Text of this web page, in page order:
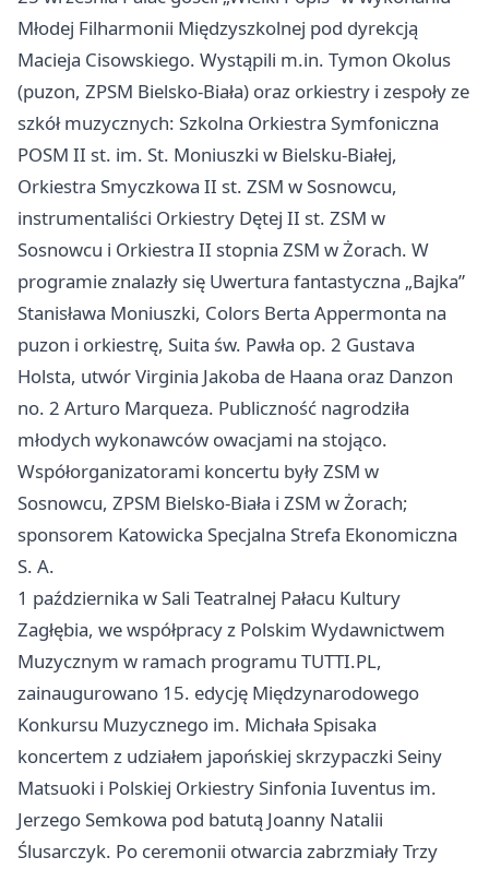
Młodej Filharmonii Międzyszkolnej pod dyrekcją
Macieja Cisowskiego. Wystąpili m.in. Tymon Okolus
(puzon, ZPSM Bielsko‑Biała) oraz orkiestry i zespoły ze
szkół muzycznych: Szkolna Orkiestra Symfoniczna
POSM II st. im. St. Moniuszki w Bielsku‑Białej,
Orkiestra Smyczkowa II st. ZSM w Sosnowcu,
instrumentaliści Orkiestry Dętej II st. ZSM w
Sosnowcu i Orkiestra II stopnia ZSM w Żorach. W
programie znalazły się Uwertura fantastyczna „Bajka”
Stanisława Moniuszki, Colors Berta Appermonta na
puzon i orkiestrę, Suita św. Pawła op. 2 Gustava
Holsta, utwór Virginia Jakoba de Haana oraz Danzon
no. 2 Arturo Marqueza. Publiczność nagrodziła
młodych wykonawców owacjami na stojąco.
Współorganizatorami koncertu były ZSM w
Sosnowcu, ZPSM Bielsko‑Biała i ZSM w Żorach;
sponsorem Katowicka Specjalna Strefa Ekonomiczna
S. A.
1 października w Sali Teatralnej Pałacu Kultury
Zagłębia, we współpracy z Polskim Wydawnictwem
Muzycznym w ramach programu TUTTI.PL,
zainaugurowano 15. edycję Międzynarodowego
Konkursu Muzycznego im. Michała Spisaka
koncertem z udziałem japońskiej skrzypaczki Seiny
Matsuoki i Polskiej Orkiestry Sinfonia Iuventus im.
Jerzego Semkowa pod batutą Joanny Natalii
Ślusarczyk. Po ceremonii otwarcia zabrzmiały Trzy